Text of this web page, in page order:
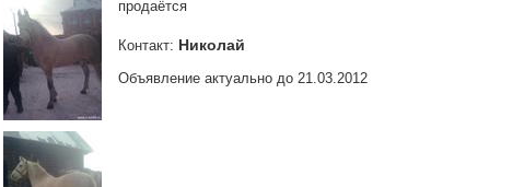
продаётся
Контакт: Николай
Объявление актуально до 21.03.2012